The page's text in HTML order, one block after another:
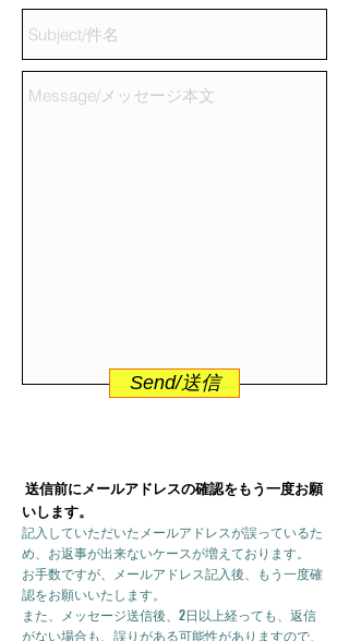
Send/送信
送信前にメールアドレスの確認をもう一度お願
いします。
記入していただいたメールアドレスが誤っているた
め、お返事が出来ないケースが増えております。
お手数ですが、メールアドレス記入後、もう一度確
認をお願いいたします。
また、メッセージ送信後、2日以上経っても、返信
がない場合も、誤りがある可能性がありますので、